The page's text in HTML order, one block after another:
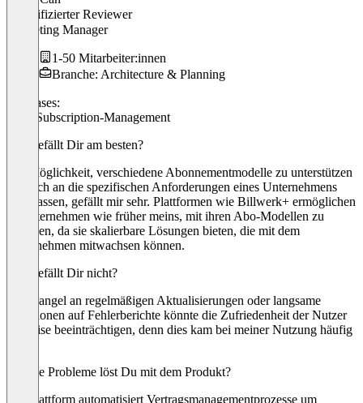
Verifizierter Reviewer
Marketing Manager
1-50 Mitarbeiter:innen
Branche: Architecture & Planning
Use cases:
Subscription-Management
Was gefällt Dir am besten?
Die Möglichkeit, verschiedene Abonnementmodelle zu unterstützen
und sich an die spezifischen Anforderungen eines Unternehmens
anzupassen, gefällt mir sehr. Plattformen wie Billwerk+ ermöglichen
es Unternehmen wie früher meins, mit ihren Abo-Modellen zu
wachsen, da sie skalierbare Lösungen bieten, die mit dem
Unternehmen mitwachsen können.
Was gefällt Dir nicht?
Ein Mangel an regelmäßigen Aktualisierungen oder langsame
Reaktionen auf Fehlerberichte könnte die Zufriedenheit der Nutzer
teilweise beeinträchtigen, denn dies kam bei meiner Nutzung häufig
Welche Probleme löst Du mit dem Produkt?
Die Plattform automatisiert Vertragsmanagementprozesse um